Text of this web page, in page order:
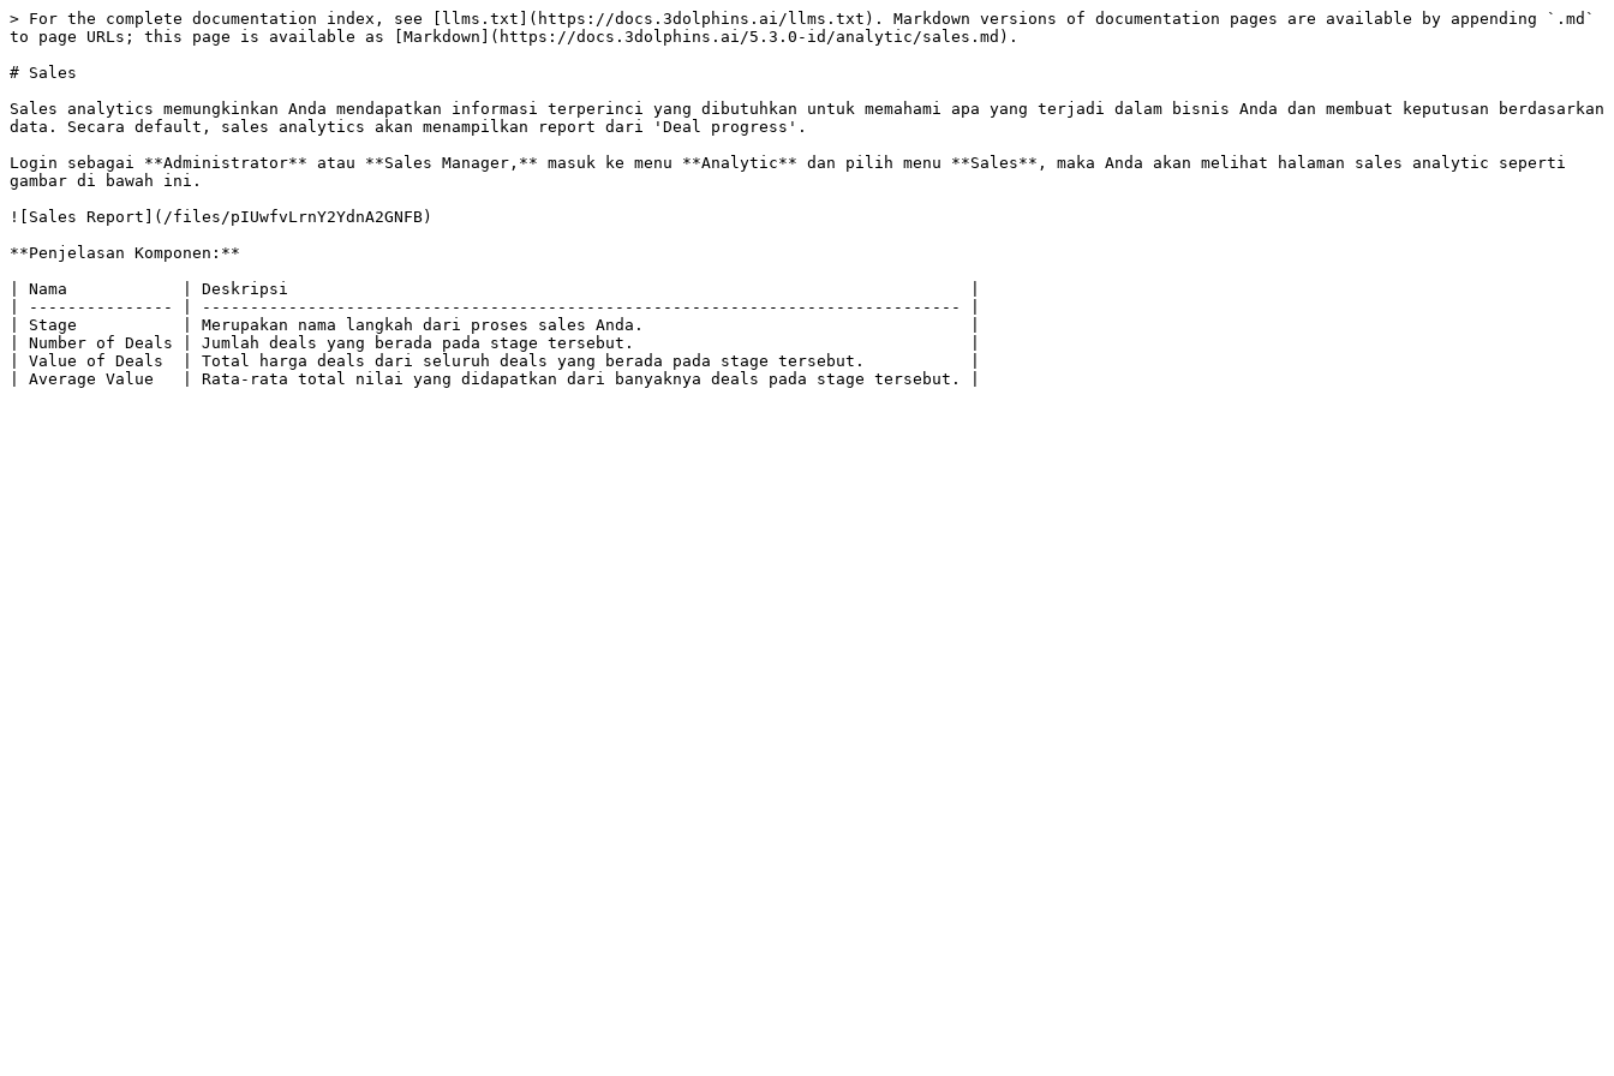
> For the complete documentation index, see [llms.txt](https://docs.3dolphins.ai/llms.txt). Markdown versions of documentation pages are available by appending `.md`
to page URLs; this page is available as [Markdown](https://docs.3dolphins.ai/5.3.0-id/analytic/sales.md).
# Sales
Sales analytics memungkinkan Anda mendapatkan informasi terperinci yang dibutuhkan untuk memahami apa yang terjadi dalam bisnis Anda dan membuat keputusan berdasarkan
data. Secara default, sales analytics akan menampilkan report dari 'Deal progress'.
Login sebagai **Administrator** atau **Sales Manager,** masuk ke menu **Analytic** dan pilih menu **Sales**, maka Anda akan melihat halaman sales analytic seperti
gambar di bawah ini.
![Sales Report](/files/pIUwfvLrnY2YdnA2GNFB)
**Penjelasan Komponen:**
| Nama            | Deskripsi                                                                       |
| --------------- | ------------------------------------------------------------------------------- |
| Stage           | Merupakan nama langkah dari proses sales Anda.                                  |
| Number of Deals | Jumlah deals yang berada pada stage tersebut.                                   |
| Value of Deals  | Total harga deals dari seluruh deals yang berada pada stage tersebut.           |